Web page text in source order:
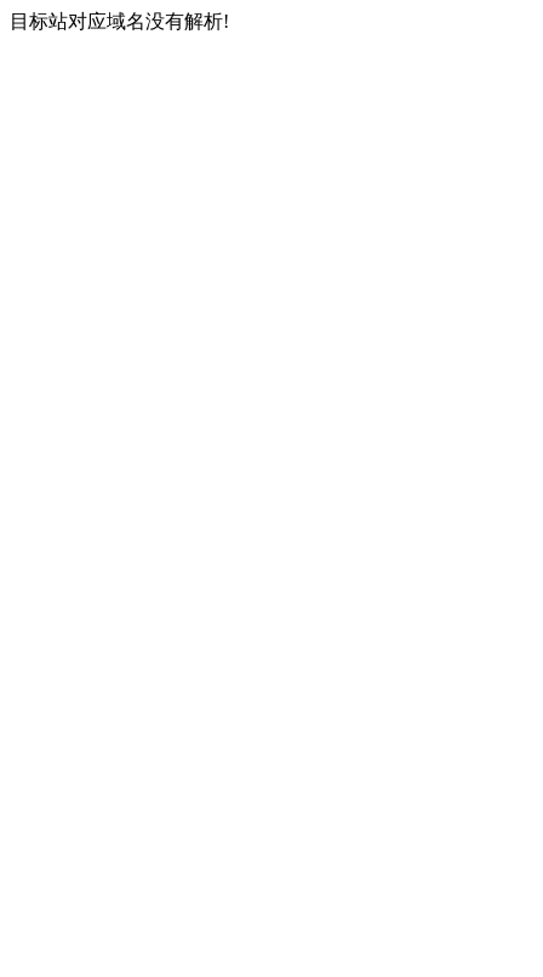
目标站对应域名没有解析!